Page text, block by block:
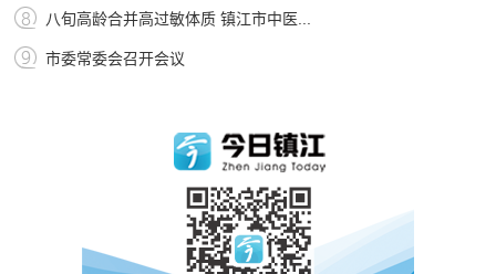
八旬高龄合并高过敏体质 镇江市中医...
市委常委会召开会议